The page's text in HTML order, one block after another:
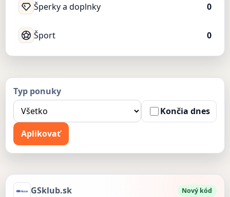
Šperky a doplnky 0
Šport 0
Typ ponuky
Končia dnes
Aplikovať
GSklub.sk Nový kód